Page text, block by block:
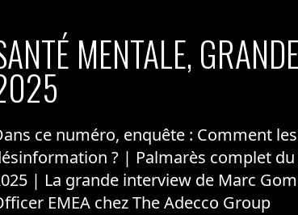
MENTALE,
ce numéro, enquête : Comment
? | Palmarès complet
| La grande interview de Marc
EMEA chez The Adecco Group